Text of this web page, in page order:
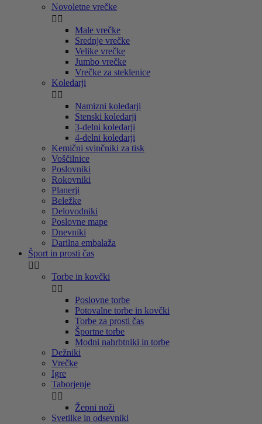
Novoletne vrečke
 
Male vrečke
Srednje vrečke
Velike vrečke
Jumbo vrečke
Vrečke za steklenice
Koledarji
 
Namizni koledarji
Stenski koledarji
3-delni koledarji
4-delni koledarji
Kemični svinčniki za tisk
Voščilnice
Poslovniki
Rokovniki
Planerji
Beležke
Delovodniki
Poslovne mape
Dnevniki
Darilna embalaža
Šport in prosti čas
 
Torbe in kovčki
 
Poslovne torbe
Potovalne torbe in kovčki
Torbe za prosti čas
Športne torbe
Modni nahrbtniki in torbe
Dežniki
Vrečke
Igre
Taborjenje
 
Žepni noži
Svetilke in odsevniki